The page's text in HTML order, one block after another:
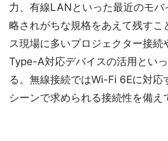
力、有線LANといった最近のモバ
略されがちな規格をあえて残すこ
ス現場に多いプロジェクター接
Type-A対応デバイスの活用とい
る。無線接続ではWi-Fi 6Eに対応
シーンで求められる接続性を備え